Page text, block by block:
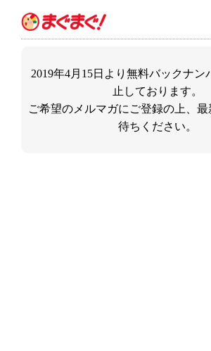
2019年4月15日より無料バックナン
止しております。
ご希望のメルマガにご登録の上、
待ちください。